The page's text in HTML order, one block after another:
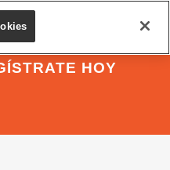
HOY